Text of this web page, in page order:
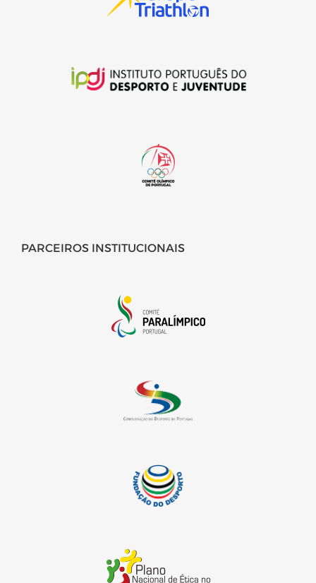
PARCEIROS INSTITUCIONAIS